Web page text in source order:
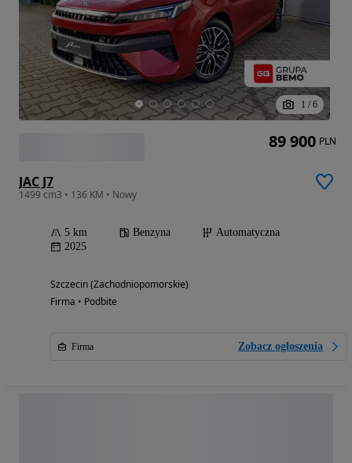
1 / 6
JAC J7
1499 cm3 • 136 KM • Nowy
5 km Benzyna
Automatyczna
2025
Szczecin (Zachodniopomorskie)
Firma • Podbite
Firma Zobacz ogłoszenia
89 900 PLN